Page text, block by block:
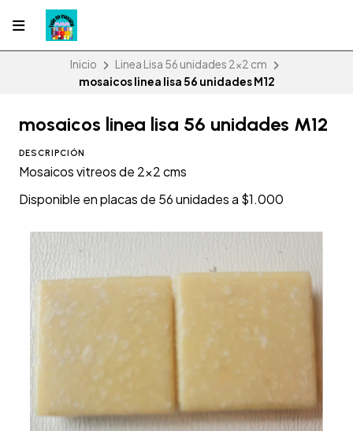
Inicio
Linea Lisa 56 unidades 2x2 cm
mosaicos linea lisa 56 unidades M12
mosaicos linea lisa 56 unidades M12
DESCRIPCIÓN
Mosaicos vitreos de 2x2 cms
Disponible en placas de 56 unidades a $1.000